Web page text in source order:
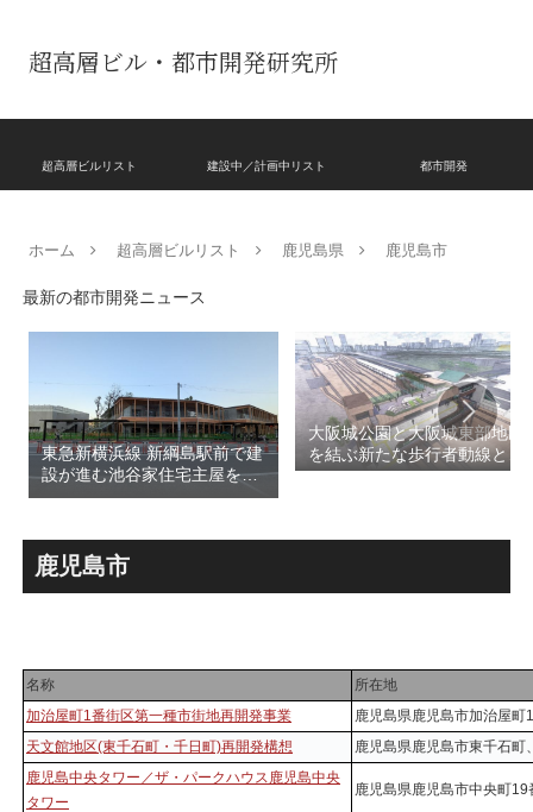
超高層ビル・都市開発研究所
超高層ビルリスト 建設中／計画中リスト 都市開発
ホーム 超高層ビルリスト 鹿児島県 鹿児島市
最新の都市開発ニュース
東急新横浜線 新綱島駅前で建
設が進む池谷家住宅主屋を活
用した「新綱島MICCA」！！
による新たな駅前拠点が2026
年秋誕生へ！！
大阪城公園と大阪城東部地区
を結ぶ新たな歩行者動線とな
る「大阪城公園接続デッ
表！！
鹿児島市
名称
所在地
加治屋町1番街区第一種市街地再開発事業
鹿児島県鹿児島市加治屋町
天文館地区(東千石町・千日町)再開発構想
鹿児島県鹿児島市東千石町
鹿児島中央タワー／ザ・パークハウス鹿児島中央
タワー
鹿児島県鹿児島市中央町19